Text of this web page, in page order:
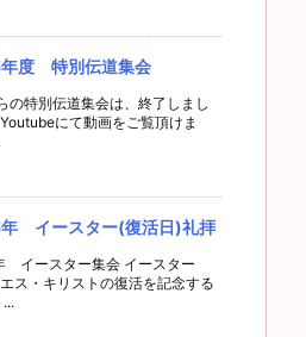
度 特別伝道集会
の特別伝道集会は、終了しまし
にて動画をご覧頂けま
イースター(復活日)礼拝
イースター集会 イースター
ス・キリストの復活を記念する
...